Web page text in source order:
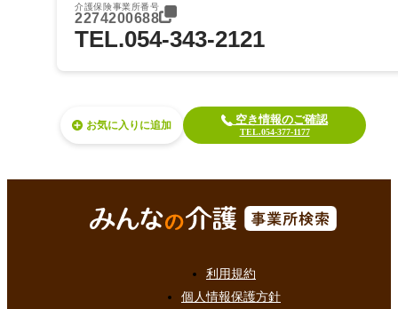
介護保険事業所番号
2274200688
TEL.054-343-2121
お気に入り 空き情報のご確認
TEL.054-377-1177
利用規約
個人情報保護方針